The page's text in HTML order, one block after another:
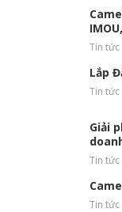
Tin tức
Lắp
Tin tức
Giải
Tin tức
Tin tức